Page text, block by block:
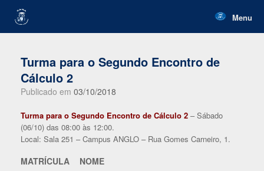
content
Menu
Turma para o Segundo Encontro de
Cálculo 2
Publicado em 03/10/2018
Turma para o Segundo Encontro de Cálculo 2 – Sábado
(06/10) das 08:00 às 12:00.
Local: Sala 251 – Campus ANGLO – Rua Gomes Carneiro, 1.
MATRÍCULA
NOME